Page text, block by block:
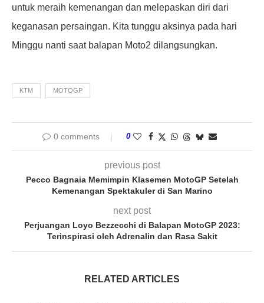
untuk meraih kemenangan dan melepaskan diri dari
keganasan persaingan. Kita tunggu aksinya pada hari
Minggu nanti saat balapan Moto2 dilangsungkan.
KTM MOTOGP
0 comments 0
previous post
Pecco Bagnaia Memimpin Klasemen MotoGP Setelah
Kemenangan Spektakuler di San Marino
next post
Perjuangan Loyo Bezzecchi di Balapan MotoGP 2023:
Terinspirasi oleh Adrenalin dan Rasa Sakit
RELATED ARTICLES